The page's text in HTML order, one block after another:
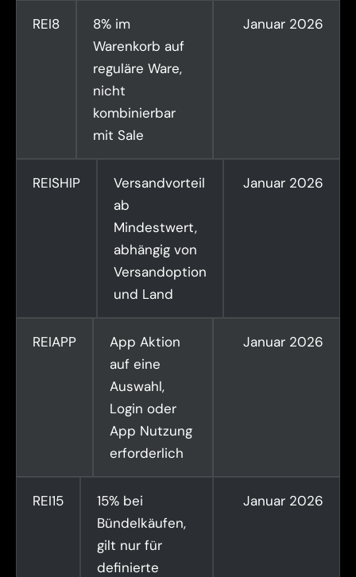
REI8
8% im
Warenkorb auf
reguläre Ware,
nicht
kombinierbar
mit Sale
Januar 2026
REISHIP
Versandvorteil
ab
Mindestwert,
abhängig von
Versandoption
und Land
Januar 2026
REIAPP
App Aktion
auf eine
Auswahl,
Login oder
App Nutzung
erforderlich
Januar 2026
REI15
15% bei
Bündelkäufen,
gilt nur für
definierte
Januar 2026